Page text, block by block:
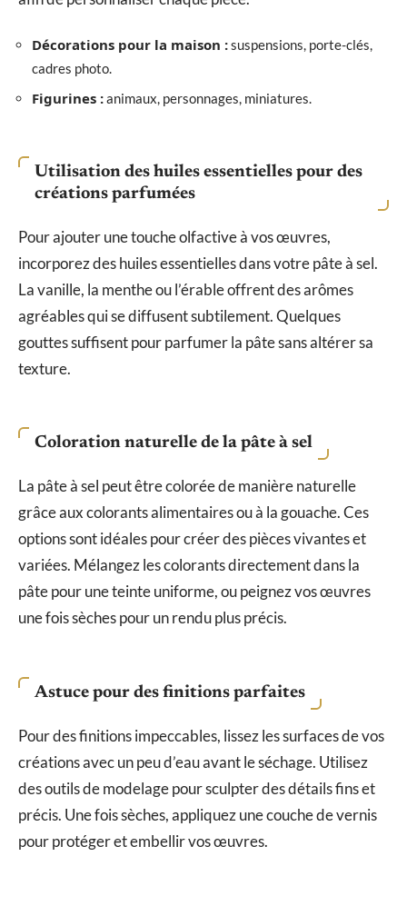
Décorations pour la maison :suspensions, porte-clés,
cadres photo.
Figurines :animaux, personnages, miniatures.
Utilisation des huiles essentielles pour des
créations parfumées
Pour ajouter une touche olfactive à vos œuvres,
incorporez des huiles essentielles dans votre pâte à sel.
La vanille, la menthe ou l’érable offrent des arômes
agréables qui se diffusent subtilement. Quelques
gouttes suffisent pour parfumer la pâte sans altérer sa
texture.
Coloration naturelle de la pâte à sel
La pâte à sel peut être colorée de manière naturelle
grâce aux colorants alimentaires ou à la gouache. Ces
options sont idéales pour créer des pièces vivantes et
variées. Mélangez les colorants directement dans la
pâte pour une teinte uniforme, ou peignez vos œuvres
une fois sèches pour un rendu plus précis.
Astuce pour des finitions parfaites
Pour des finitions impeccables, lissez les surfaces de vos
créations avec un peu d’eau avant le séchage. Utilisez
des outils de modelage pour sculpter des détails fins et
précis. Une fois sèches, appliquez une couche de vernis
pour protéger et embellir vos œuvres.